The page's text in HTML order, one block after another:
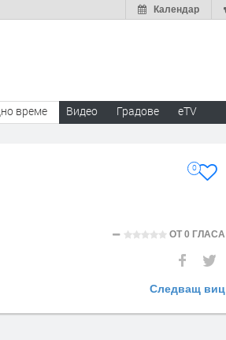
Календар
време Видео Градове eTV
0
ОТ0 ГЛАСА
Следващ виц